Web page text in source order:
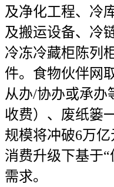
及净化工程、冷
及搬运设备、冷
冷冻冷藏柜陈列
件。食物伙伴网
从办/协办或承办
收费）、废纸篓
规模将冲破6万
消费升级下基于
需求。